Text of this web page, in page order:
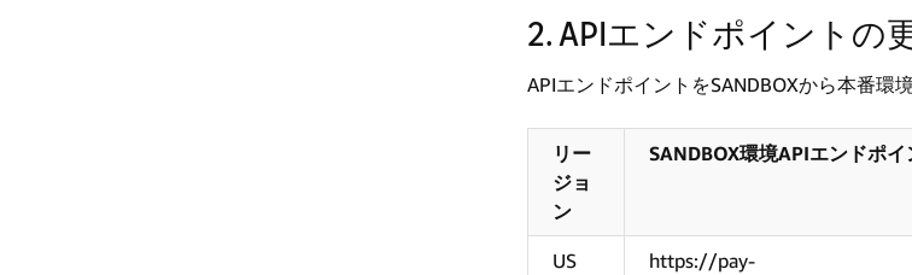
2. APIエンドポイントの
APIエンドポイントをSANDBOXから本番環
リー
ジョ
ン
SANDBOX環境APIエンドポイ
US
https://pay-